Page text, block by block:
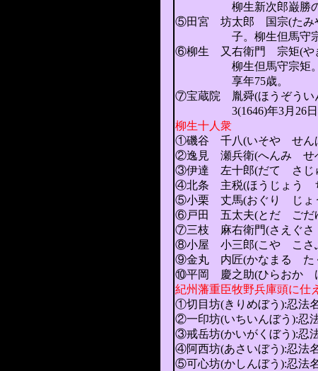
柳生新次郎巌勝の息子
⑤田宮 坊太郎 国宗(たみ
子。柳生但馬守宗矩の
⑥柳生 又右衛門 宗矩(や
柳生但馬守宗矩。柳生
享年75歳。
⑦宝蔵院 胤舜(ほうぞうい
3(1646)年3月26日死
柳生十人衆
①磯谷 千八(いそや せん
②逸見 瀬兵衛(へんみ せ
③伊達 左十郎(だて さじゅ
④北条 主税(ほうじょう ち
⑤小栗 丈馬(おぐり じょう
⑥戸田 五太夫(とだ ごだゆ
⑦三枝 麻右衛門(さえぐさ
⑧小屋 小三郎(こや こさぶ
⑨金丸 内匠(かなまる たく
⑩平岡 慶之助(ひらおか け
紀州藩重臣牧野兵庫頭に仕
①切目坊(きりめぼう):忍法
②一印坊(いちいんぼう):忍
③戒岳坊(かいがくぼう):忍
④阿西坊(あさいぼう):忍法
⑤可心坊(かしんぼう):忍法